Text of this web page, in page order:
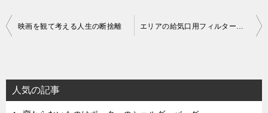
投
ビ
ゲ
映画を観て考える人生の断捨離 エリアの給気口用フィルターを見直す
人気の記事